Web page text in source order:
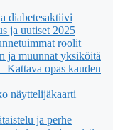
diabetesaktiivi
ja uutiset 2025
roolit
ja muunnat yksiköitä
Kattava opas kauden
näyttelijäkaarti
ja perhe